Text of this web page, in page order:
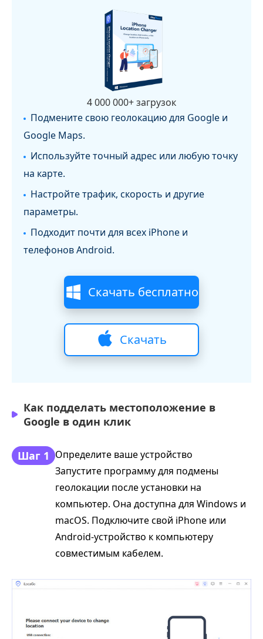
4 000 000+ загрузок
Подмените свою геолокацию для Google и
Google Maps.
Используйте точный адрес или любую точку
на карте.
Настройте трафик, скорость и другие
параметры.
Подходит почти для всех iPhone и
телефонов Android.
Скачать бесплатно
Скачать
Как подделать местоположение в
Google в один клик
Шаг 1 Определите ваше устройство
Запустите программу для подмены
геолокации после установки на
компьютер. Она доступна для Windows и
macOS. Подключите свой iPhone или
Android-устройство к компьютеру
совместимым кабелем.